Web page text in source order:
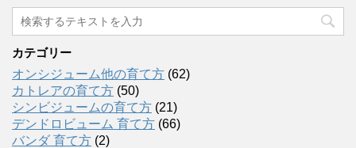
カテゴリー
オンシジューム他の育て方 (62)
カトレアの育て方 (50)
シンビジュームの育て方 (21)
デンドロビューム 育て方 (66)
バンダ 育て方 (2)